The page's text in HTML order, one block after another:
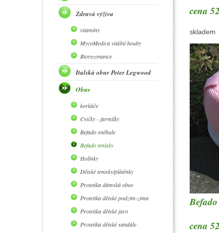
cena
skladem
cena
Zdravá výživa
vitamíny
MycoMedica vitální houby
Biorezonance
Italská obuv Peter Legwood
Obuv
korkáče
Cvičky - jarmilky
Befado sněhule
Befado tenisky
Holínky
Dětské tenisky/plátěnky
Protetika dámská obuv
Protetika dětské podzim-zima
Protetika dětské jaro
Protetika dětské sandále